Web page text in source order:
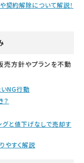
契約解除について解説！
売方針やプランを不動
NG行動
？
と値下げなしで売却す
やすく解説